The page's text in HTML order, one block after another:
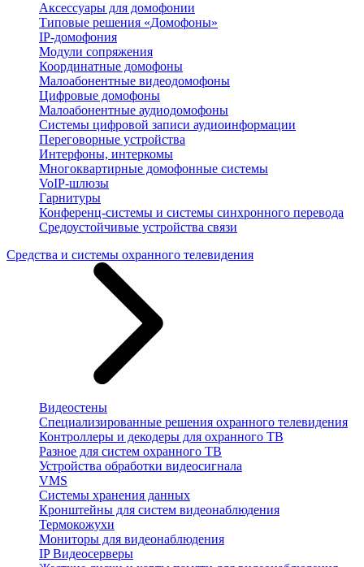
Аксессуары для домофонии
Типовые решения «Домофоны»
IP-домофония
Модули сопряжения
Координатные домофоны
Малоабонентные видеодомофоны
Цифровые домофоны
Малоабонентные аудиодомофоны
Системы цифровой записи аудиоинформации
Переговорные устройства
Интерфоны, интеркомы
Многоквартирные домофонные системы
VoIP-шлюзы
Гарнитуры
Конференц-системы и системы синхронного перевода
Средоустойчивые устройства связи
Средства и системы охранного телевидения
Видеостены
Специализированные решения охранного телевидения
Контроллеры и декодеры для охранного ТВ
Разное для систем охранного ТВ
Устройства обработки видеосигнала
VMS
Системы хранения данных
Кронштейны для систем видеонаблюдения
Термокожухи
Мониторы для видеонаблюдения
IP Видеосерверы